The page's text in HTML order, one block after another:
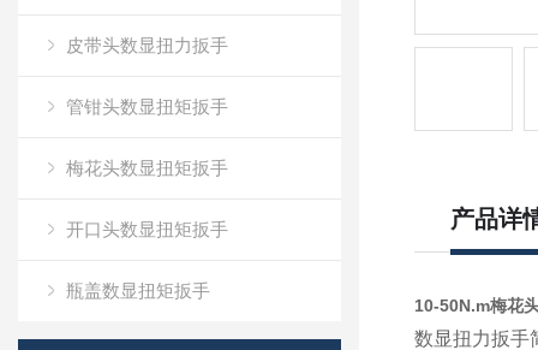
皮带头数显扭力扳手
管钳头数显扭矩扳手
梅花头数显扭矩扳手
开口头数显扭矩扳手
瓶盖数显扭矩扳手
产品详
10-50N.m梅花
数显扭力扳手